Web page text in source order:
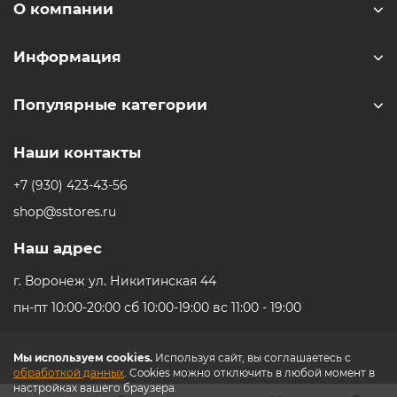
что обеспечивает быстрое и стабильное подключение
операционными системами macOS и Windows 10.
стильный и функциональный моноблок, который
развлечениях.
* - Актуальную стоимость и наличие товара, а также
порядок доставки и оплаты необходимо уточнять у
Мы используем cookies. Используя сайт, вы соглашаетесь с
обработкой данных. Cookies можно отключить в любой момент в
настройках вашего браузера.
О компании
Информация
Популярные категории
Наши контакты
+7 (930) 423-43-56
shop@sstores.ru
Наш адрес
г. Воронеж ул. Никитинская 44
пн-пт 10:00-20:00 сб 10:00-19:00 вс 11:00 - 19:00